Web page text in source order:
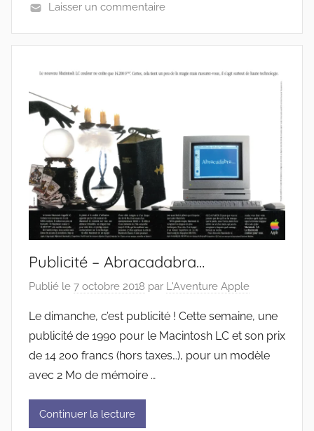
Laisser un commentaire
Publicité – Abracadabra…
Publié le 7 octobre 2018 par L'Aventure Apple
Le dimanche, c’est publicité ! Cette semaine, une
publicité de 1990 pour le Macintosh LC et son prix
de 14 200 francs (hors taxes…), pour un modèle
avec 2 Mo de mémoire …
Continuer la lecture